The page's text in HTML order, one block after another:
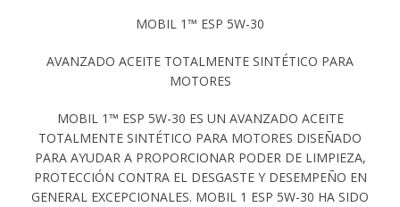
MOBIL 1™ ESP 5W-30
AVANZADO ACEITE TOTALMENTE SINTÉTICO PARA
MOTORES
MOBIL 1™ ESP 5W-30 ES UN AVANZADO ACEITE
TOTALMENTE SINTÉTICO PARA MOTORES DISEÑADO
PARA AYUDAR A PROPORCIONAR PODER DE LIMPIEZA,
PROTECCIÓN CONTRA EL DESGASTE Y DESEMPEÑO EN
GENERAL EXCEPCIONALES. MOBIL 1 ESP 5W-30 HA SIDO